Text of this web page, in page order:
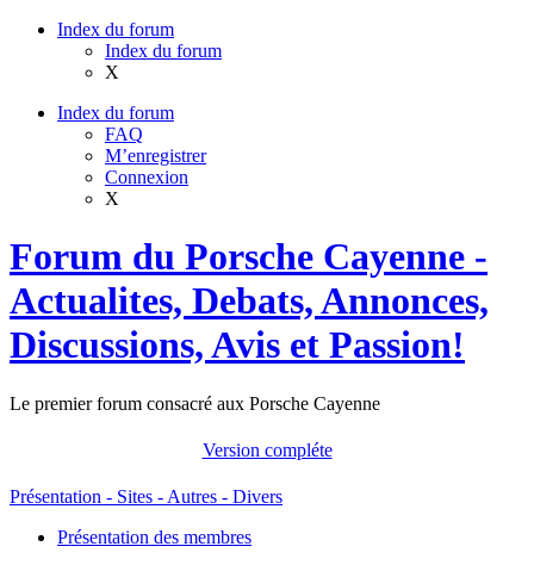
Index du forum
Index du forum
X
Index du forum
FAQ
M’enregistrer
Connexion
X
Forum du Porsche Cayenne -
Actualites, Debats, Annonces,
Discussions, Avis et Passion!
Le premier forum consacré aux Porsche Cayenne
Version compléte
Présentation - Sites - Autres - Divers
Présentation des membres